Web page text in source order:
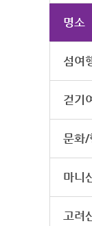
명소
섬여
걷기
문화/
마니
고려